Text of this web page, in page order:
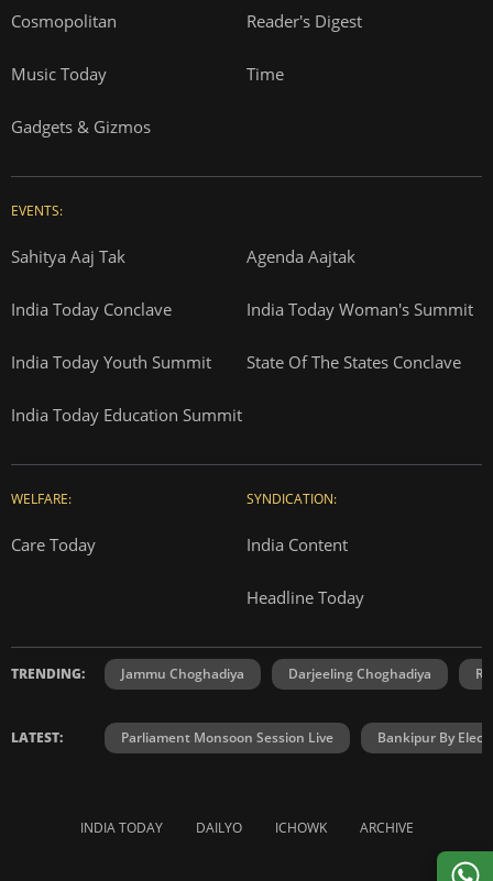
Cosmopolitan Reader's Digest
Music Today Time
Gadgets & Gizmos
EVENTS:
Sahitya Aaj Tak Agenda Aajtak
India Today Conclave India Today Woman's Summit
India Today Youth Summit State Of The States Conclave
India Today Education Summit
WELFARE:
Care Today
SYNDICATION:
India Content
Headline Today
TRENDING: Jammu Choghadiya Darjeeling Choghadiya
LATEST: Parliament Monsoon Session Live Bankipur By
INDIA TODAY DAILYO ICHOWK ARCHIVE